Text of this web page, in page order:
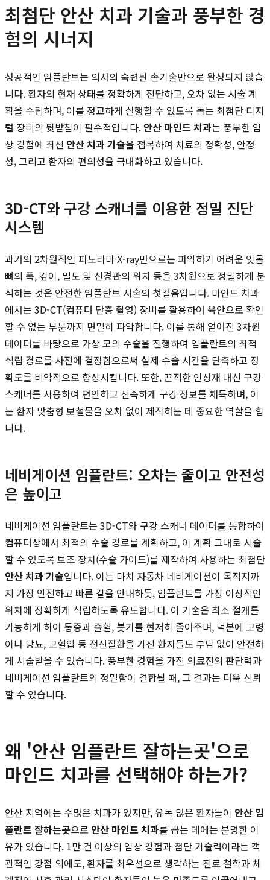
최첨단 안산 치과 기술과 풍부한 경
험의 시너지
성공적인 임플란트는 의사의 숙련된 손기술만으로 완성되지 않습
니다. 환자의 현재 상태를 정확하게 진단하고, 오차 없는 시술 계
획을 수립하며, 이를 정교하게 실행할 수 있도록 돕는 최첨단 디지
털 장비의 뒷받침이 필수적입니다. 안산 마인드 치과는 풍부한 임
상 경험에 최신 안산 치과 기술을 접목하여 치료의 정확성, 안정
성, 그리고 환자의 편의성을 극대화하고 있습니다.
3D-CT와 구강 스캐너를 이용한 정밀 진단
시스템
과거의 2차원적인 파노라마 X-ray만으로는 파악하기 어려운 잇몸
뼈의 폭, 깊이, 밀도 및 신경관의 위치 등을 3차원으로 정밀하게 분
석하는 것은 안전한 임플란트 시술의 첫걸음입니다. 마인드 치과
에서는 3D-CT(컴퓨터 단층 촬영) 장비를 활용하여 육안으로 확인
할 수 없는 부분까지 면밀히 파악합니다. 이를 통해 얻어진 3차원
데이터를 바탕으로 가상 모의 수술을 진행하여 임플란트의 최적
식립 경로를 사전에 결정함으로써 실제 수술 시간을 단축하고 정
확도를 비약적으로 향상시킵니다. 또한, 끈적한 인상재 대신 구강
스캐너를 사용하여 편안하고 신속하게 구강 정보를 채득하며, 이
는 환자 맞춤형 보철물을 오차 없이 제작하는 데 중요한 역할을 합
니다.
네비게이션 임플란트: 오차는 줄이고 안전성
은 높이고
네비게이션 임플란트는 3D-CT와 구강 스캐너 데이터를 통합하여
컴퓨터상에서 최적의 수술 경로를 계획하고, 이 계획 그대로 시술
할 수 있도록 보조 장치(수술 가이드)를 제작하여 사용하는 최첨단
안산 치과 기술입니다. 이는 마치 자동차 네비게이션이 목적지까
지 가장 안전하고 빠른 길을 안내하듯, 임플란트를 가장 이상적인
위치에 정확하게 식립하도록 유도합니다. 이 기술은 최소 절개를
가능하게 하여 통증과 출혈, 붓기를 현저히 줄여주며, 덕분에 고령
이나 당뇨, 고혈압 등 전신질환을 가진 환자들도 부담 없이 안전하
게 시술받을 수 있습니다. 풍부한 경험을 가진 의료진의 판단력과
네비게이션 임플란트의 정밀함이 결합될 때, 그 결과는 더욱 신뢰
할 수 있습니다.
왜 '안산 임플란트 잘하는곳'으로
마인드 치과를 선택해야 하는가?
안산 지역에는 수많은 치과가 있지만, 유독 많은 환자들이 안산 임
플란트 잘하는곳으로 안산 마인드 치과를 꼽는 데에는 분명한 이
유가 있습니다. 1만 건 이상의 임상 경험과 첨단 기술력이라는 객
관적인 강점 외에도, 환자를 최우선으로 생각하는 진료 철학과 체